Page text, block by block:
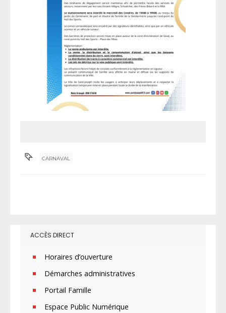
CARNAVAL
ACCÈS DIRECT
Horaires d’ouverture
Démarches administratives
Portail Famille
Espace Public Numérique